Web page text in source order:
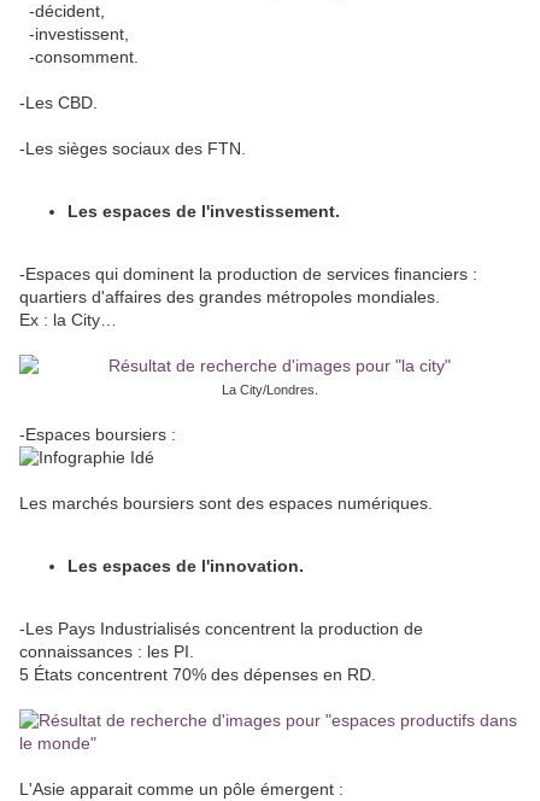
-décident,
-investissent,
-consomment.
-Les CBD.
-Les sièges sociaux des FTN.
Les espaces de l'investissement.
-Espaces qui dominent la production de services financiers :
quartiers d'affaires des grandes métropoles mondiales.
Ex : la City…
La City/Londres.
-Espaces boursiers :
Les marchés boursiers sont des espaces numériques.
Les espaces de l'innovation.
-Les Pays Industrialisés concentrent la production de
connaissances : les PI.
5 États concentrent 70% des dépenses en RD.
L'Asie apparait comme un pôle émergent :